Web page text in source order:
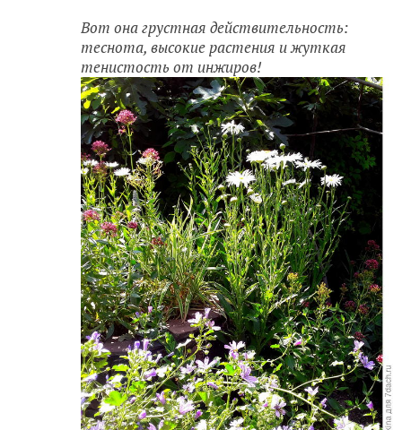
Вот она грустная действительность:
теснота, высокие растения и жуткая
тенистость от инжиров!